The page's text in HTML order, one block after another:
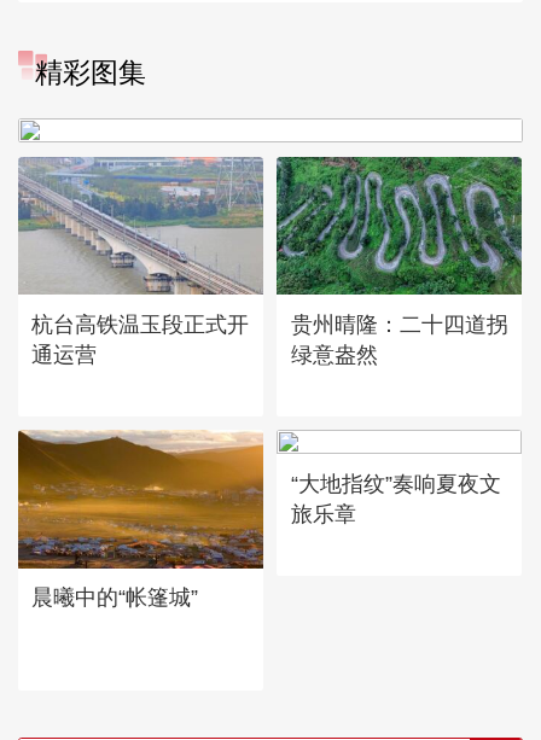
精彩图集
杭台高铁温玉段正式开
通运营
贵州晴隆：二十四道拐
绿意盎然
晨曦中的“帐篷城”
“大地指纹”奏响夏夜文
旅乐章